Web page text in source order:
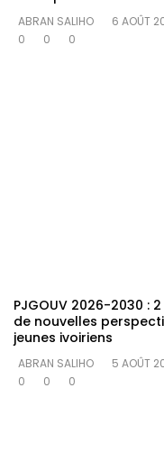
ABRAN SALIHO
6 AOÛT
0
0 0
PJGOUV 2026-2030 :
de nouvelles
jeunes ivoiriens
ABRAN SALIHO
5 AOÛT
0
0 0